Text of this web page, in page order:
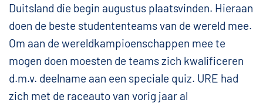
Duitsland die begin augustus plaatsvinden. Hieraan
doen de beste studententeams van de wereld mee.
Om aan de wereldkampioenschappen mee te
mogen doen moesten de teams zich kwalificeren
d.m.v. deelname aan een speciale quiz. URE had
zich met de raceauto van vorig jaar al